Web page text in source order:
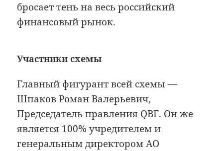
бросает тень на весь российский
финансовый рынок.
Участники схемы
Главный фигурант всей схемы —
Шпаков Роман Валерьевич,
Председатель правления QBF. Он же
является 100% учредителем и
генеральным директором АО